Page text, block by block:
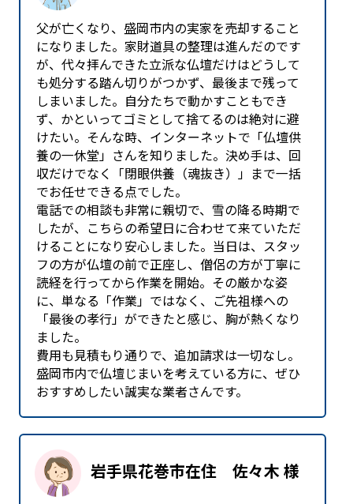
父が亡くなり、盛岡市内の実家を売却すること
になりました。家財道具の整理は進んだのです
が、代々拝んできた立派な仏壇だけはどうして
も処分する踏ん切りがつかず、最後まで残って
しまいました。自分たちで動かすこともでき
ず、かといってゴミとして捨てるのは絶対に避
けたい。そんな時、インターネットで「仏壇供
養の一休堂」さんを知りました。決め手は、回
収だけでなく「閉眼供養（魂抜き）」まで一括
でお任せできる点でした。
電話での相談も非常に親切で、雪の降る時期で
したが、こちらの希望日に合わせて来ていただ
けることになり安心しました。当日は、スタッ
フの方が仏壇の前で正座し、僧侶の方が丁寧に
読経を行ってから作業を開始。その厳かな姿
に、単なる「作業」ではなく、ご先祖様への
「最後の孝行」ができたと感じ、胸が熱くなり
ました。
費用も見積もり通りで、追加請求は一切なし。
盛岡市内で仏壇じまいを考えている方に、ぜひ
おすすめしたい誠実な業者さんです。
岩手県花巻市在住 佐々木 様